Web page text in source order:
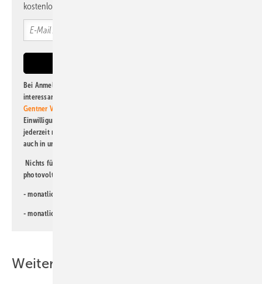
kostenlos direkt ins Postfach.
Bei Anmeldung zu diesem Newsletter bin ich damit einverstanden, über
interessante Verlags- und Online-Angebote
Gentner Verlag GmbH & Co. KG
Einwilligung kann ich jederzeit widerrufen und eine Abmeldung ist
jederzeit möglich. Informationen zum Umgang mit Daten finden Sie
auch in unserer
Nichts für Sie dabei? Dann lesen Sie doch einen unserer weiteren
photovoltaik-Newsletter!
- monatlicher
- monatlicher
Weitere Inhalte